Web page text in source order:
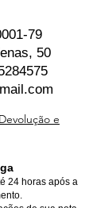
79
50
e
24 horas após a